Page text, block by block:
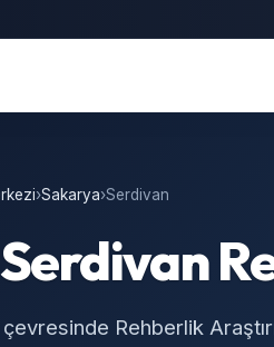
›Sakarya›Serdivan
Rehberlik